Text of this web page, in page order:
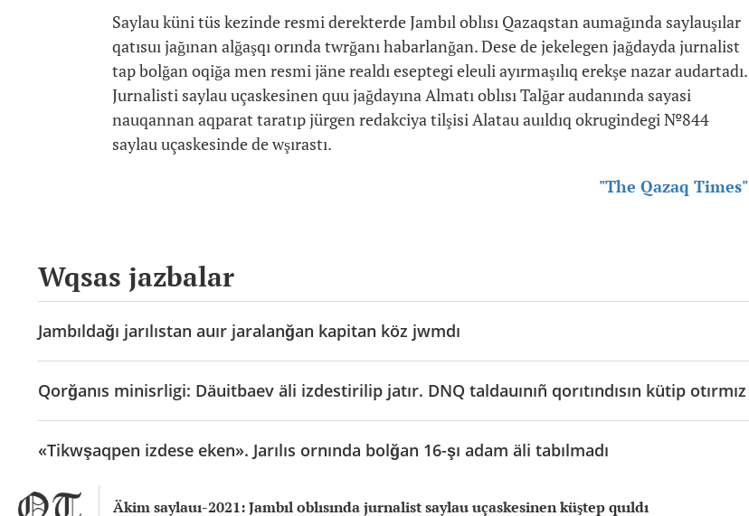
Äkim saylauı-2021: Jambıl oblısında jurnalist saylau uçaskesinen küştep quıldı
Saylau küni tüs kezinde resmi derekterde Jambıl oblısı Qazaqstan aumağında saylauşılar
qatısuı jağınan alğaşqı orında twrğanı habarlanğan. Dese de jekelegen jağdayda jurnalist
tap bolğan oqiğa men resmi jäne realdı eseptegi eleuli ayırmaşılıq erekşe nazar audartadı.
Jurnalisti saylau uçaskesinen quu jağdayına Almatı oblısı Talğar audanında sayasi
nauqannan aqparat taratıp jürgen redakciya tilşisi Alatau auıldıq okrugindegi №844
saylau uçaskesinde de wşırastı.
"The Qazaq Times"
Wqsas jazbalar
Jambıldağı jarılıstan auır jaralanğan kapitan köz jwmdı
Qorğanıs minisrligi: Däuitbaev äli izdestirilip jatır. DNQ taldauınıñ qorıtındısın kütip otırmız
«Tikwşaqpen izdese eken». Jarılıs ornında bolğan 16-şı adam äli tabılmadı